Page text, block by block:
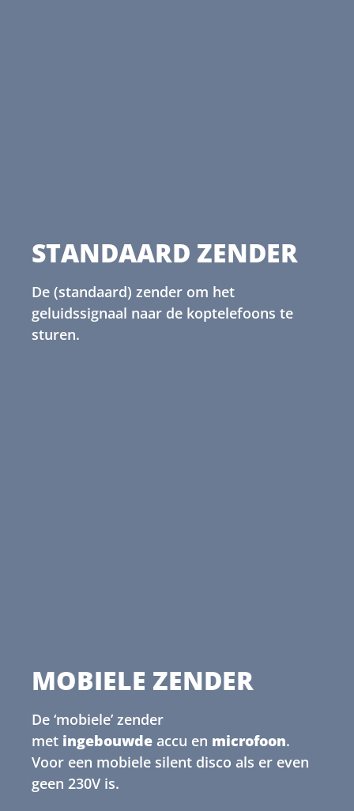
STANDAARD ZENDER
De (standaard) zender om het
geluidssignaal naar de koptelefoons te
sturen.
MOBIELE ZENDER
De ‘mobiele’ zender
met ingebouwde accu en microfoon.
Voor een mobiele silent disco als er even
geen 230V is.